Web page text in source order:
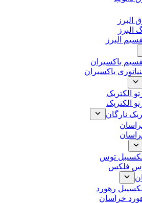
البرز
البرز
البرز
باکسیران
باکسیران
الکتریک
الکتریک
نارگان
توس
فلکس
رهورد
خراسان